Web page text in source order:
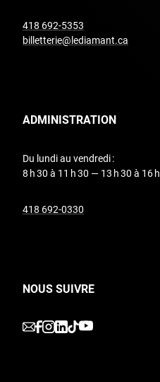
418 692-5353
billetterie@lediamant.ca
ADMINISTRATION
Du lundi au vendredi :
8 h 30 à 11 h 30 — 13 h 30 à 16 h
418 692-0330
NOUS SUIVRE
undefined
undefined
undefined
undefined
undefined